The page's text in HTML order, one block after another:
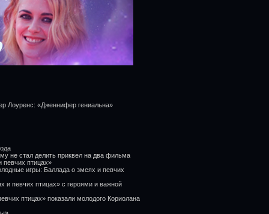
Лоуренс: «Дженнифер гениальна»
не стал делить приквел на два фильма
птицах»
игры: Баллада о змеях и певчих
певчих птицах» с героями и важной
птицах» показали молодого Кориолана